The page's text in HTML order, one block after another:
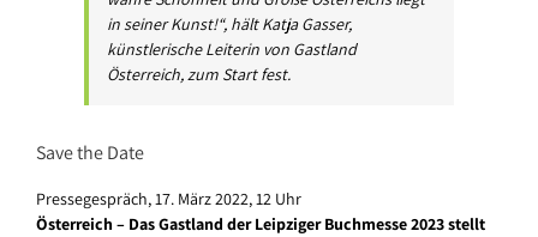
in seiner Kunst!“, hält Katja Gasser,
künstlerische Leiterin von Gastland
Österreich, zum Start fest.
Save the Date
Pressegespräch, 17. März 2022, 12 Uhr
Österreich – Das Gastland der Leipziger Buchmesse 2023 stellt